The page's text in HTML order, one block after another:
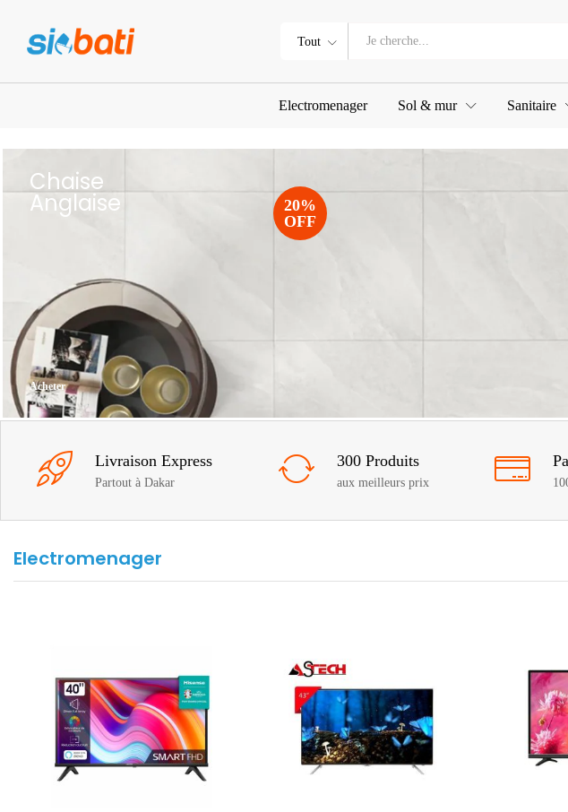
Tout
Electromenager Sol & mur Sanitaire
Chaise
Anglaise
Acheter
20%
OFF
Livraison Express
Partout à Dakar
300 Produits
aux meilleurs prix
Electromenager